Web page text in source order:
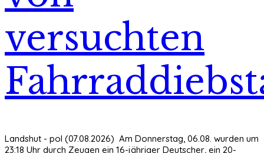
versuchten
Landshut - pol (07.08.2026) Am Donnerstag, 06.08. wurden um
23:18 Uhr durch Zeugen ein 16-jähriger Deutscher, ein 20-